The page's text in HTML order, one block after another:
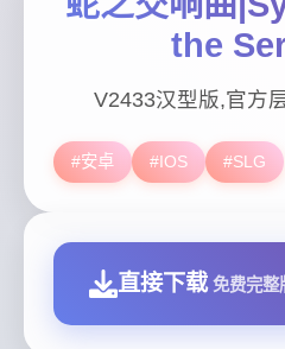
the
V2433汉型版,官方
#安卓 #IOS #SLG
直接下载 免费完整